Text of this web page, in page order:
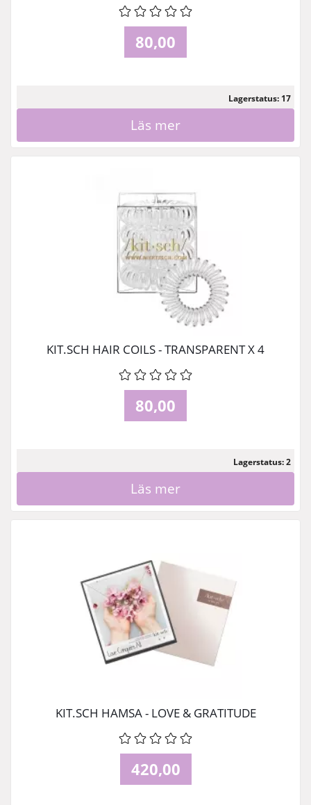
80,00
Lagerstatus: 17
Läs mer
KIT.SCH HAIR COILS - TRANSPARENT X 4
80,00
Lagerstatus: 2
Läs mer
KIT.SCH HAMSA - LOVE & GRATITUDE
420,00